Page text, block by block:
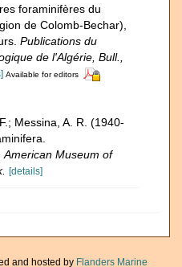
foraminifères du
de Colomb-Bechar),
Publications du
de l'Algérie, Bull.,
Available for editors
Messina, A. R. (1940-
American Museum of
[details]
and hosted by Flanders Marine